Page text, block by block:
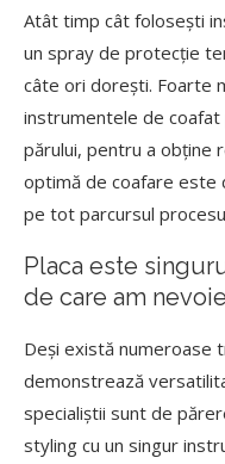
Atât timp cât folosești
un spray de protecție
câte ori dorești. Foarte
instrumentele de
părului, pentru a obține
optimă de coafare este
pe tot parcursul
Placa este
de care am nevoie
Deși există numeroase
demonstrează
specialiștii sunt de
styling cu un singur